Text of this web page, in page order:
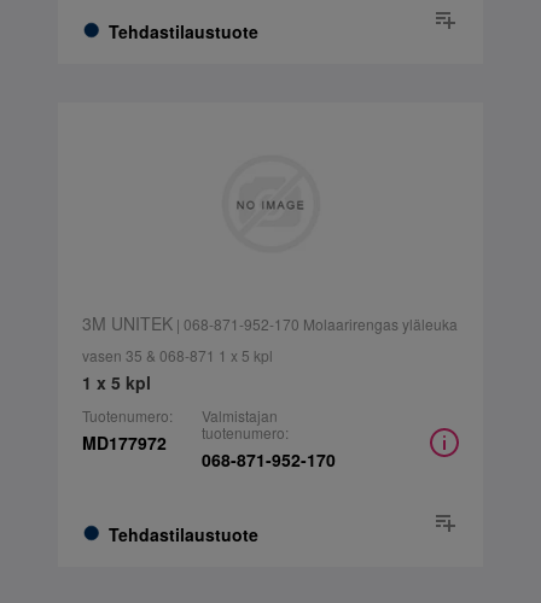
Tehdastilaustuote
3M UNITEK| 068-871-952-170 Molaarirengas yläleuka
vasen 35 & 068-871 1 x 5 kpl
1 x 5 kpl
Tuotenumero:
MD177972
Tehdastilaustuote
Valmistajan
tuotenumero:
068-871-952-170